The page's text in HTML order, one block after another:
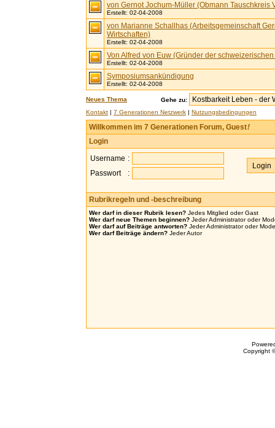
von Gernot Jochum-Müller (Obmann Tauschkreis
Erstellt: 02-04-2008
von Marianne Schallhas (Arbeitsgemeinschaft
Wirtschaften)
Erstellt: 02-04-2008
Von Alfred von Euw (Gründer der
Erstellt: 02-04-2008
Symposiumsankündigung
Erstellt: 02-04-2008
Neues Thema
Gehe zu:
Kontakt | 7 Generationen Netzwerk | Nutzungsbedingungen
Willkommen im 7 Generationen Forum, Guest!
Login
Username :
Passwort
:
Rubrikregeln und -beschreibung
Wer darf in dieser Rubrik lesen? Jedes Mitglied oder Gast
Wer darf neue Themen beginnen? Jeder Administrator oder
Wer darf auf Beiträge antworten? Jeder Administrator oder
Wer darf Beiträge ändern? Jeder Autor
Copyright